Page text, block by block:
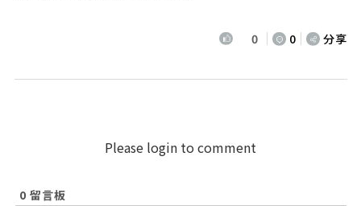
0 0 分享
Please login to comment
0 留言板